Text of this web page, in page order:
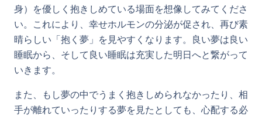
身）を優しく抱きしめている場面を想像してみてくださ
い。これにより、幸せホルモンの分泌が促され、再び素
晴らしい「抱く夢」を見やすくなります。良い夢は良い
睡眠から、そして良い睡眠は充実した明日へと繋がって
いきます。
また、もし夢の中でうまく抱きしめられなかったり、相
手が離れていったりする夢を見たとしても、心配する必